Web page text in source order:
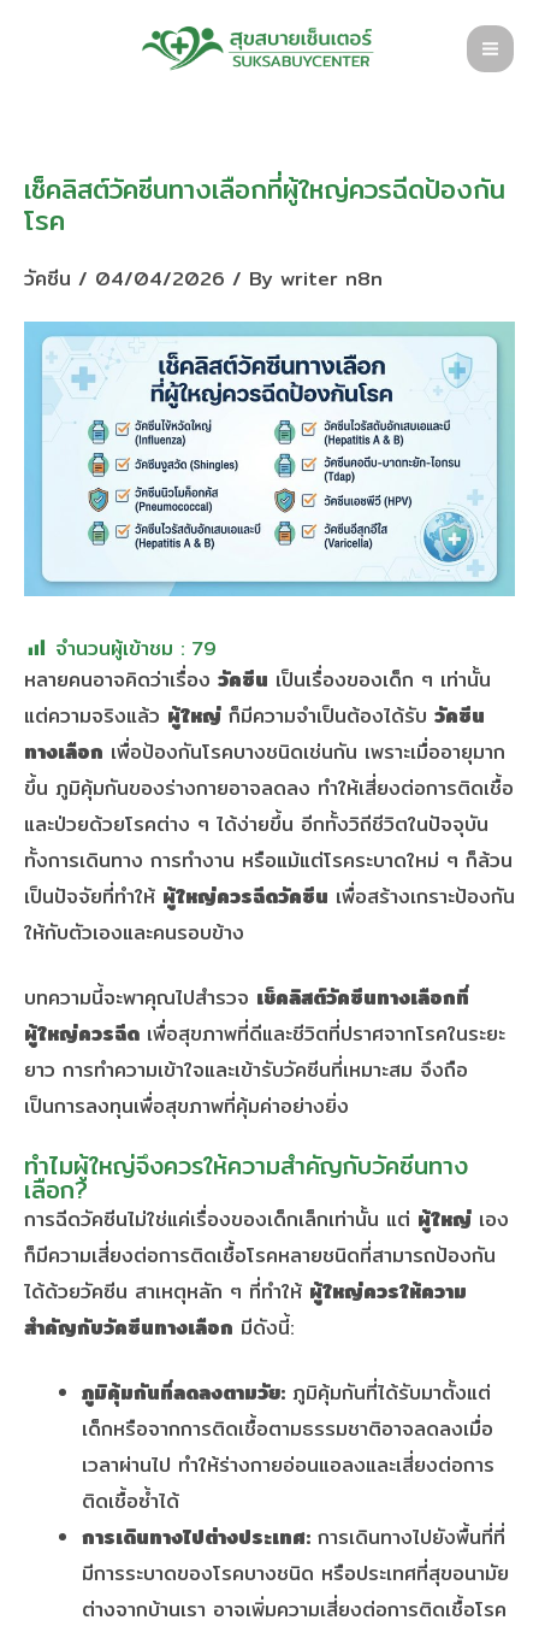
เช็คลิสต์วัคซีนทางเลือกที่ผู้ใหญ่ควรฉีดป้องกัน
โรค
วัคซีน / 04/04/2026 / By writer n8n
จำนวนผู้เข้าชม : 79
หลายคนอาจคิดว่าเรื่อง วัคซีน เป็นเรื่องของเด็ก ๆ เท่านั้น
แต่ความจริงแล้ว ผู้ใหญ่ ก็มีความจำเป็นต้องได้รับ วัคซีน
ทางเลือก เพื่อป้องกันโรคบางชนิดเช่นกัน เพราะเมื่ออายุมาก
ขึ้น ภูมิคุ้มกันของร่างกายอาจลดลง ทำให้เสี่ยงต่อการติดเชื้อ
และป่วยด้วยโรคต่าง ๆ ได้ง่ายขึ้น อีกทั้งวิถีชีวิตในปัจจุบัน
ทั้งการเดินทาง การทำงาน หรือแม้แต่โรคระบาดใหม่ ๆ ก็ล้วน
เป็นปัจจัยที่ทำให้ ผู้ใหญ่ควรฉีดวัคซีน เพื่อสร้างเกราะป้องกัน
ให้กับตัวเองและคนรอบข้าง
บทความนี้จะพาคุณไปสำรวจ เช็คลิสต์วัคซีนทางเลือกที่
ผู้ใหญ่ควรฉีด เพื่อสุขภาพที่ดีและชีวิตที่ปราศจากโรคในระยะ
ยาว การทำความเข้าใจและเข้ารับวัคซีนที่เหมาะสม จึงถือ
เป็นการลงทุนเพื่อสุขภาพที่คุ้มค่าอย่างยิ่ง
ทำไมผู้ใหญ่จึงควรให้ความสำคัญกับวัคซีนทาง
เลือก?
การฉีดวัคซีนไม่ใช่แค่เรื่องของเด็กเล็กเท่านั้น แต่ ผู้ใหญ่ เอง
ก็มีความเสี่ยงต่อการติดเชื้อโรคหลายชนิดที่สามารถป้องกัน
ได้ด้วยวัคซีน สาเหตุหลัก ๆ ที่ทำให้ ผู้ใหญ่ควรให้ความ
สำคัญกับวัคซีนทางเลือก มีดังนี้:
ภูมิคุ้มกันที่ลดลงตามวัย: ภูมิคุ้มกันที่ได้รับมาตั้งแต่
เด็กหรือจากการติดเชื้อตามธรรมชาติอาจลดลงเมื่อ
เวลาผ่านไป ทำให้ร่างกายอ่อนแอลงและเสี่ยงต่อการ
ติดเชื้อซ้ำได้
การเดินทางไปต่างประเทศ: การเดินทางไปยังพื้นที่ที่
มีการระบาดของโรคบางชนิด หรือประเทศที่สุขอนามัย
ต่างจากบ้านเรา อาจเพิ่มความเสี่ยงต่อการติดเชื้อโรค